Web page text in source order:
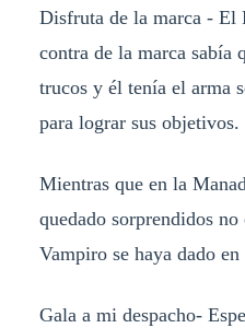
Disfruta de la marca - El
contra de la marca sabía
trucos y él tenía el arma
para lograr sus objetivos.
Mientras que en la
quedado sorprendidos
Vampiro se haya dado
Gala a mi despacho-